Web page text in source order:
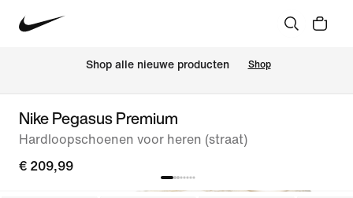
Shop alle nieuwe producten Shop
Nike Pegasus Premium
Hardloopschoenen voor heren (straat)
€ 209,99